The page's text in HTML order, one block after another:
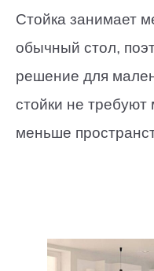
Стойка занимает
обычный стол,
решение для
стойки не
меньше